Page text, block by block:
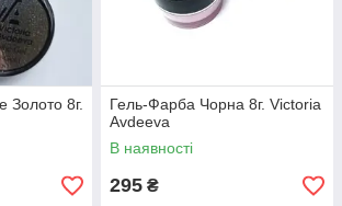
Золото 8г.
Гель-Фарба Чорна 8г. Victoria
Avdeeva
В наявності
295 ₴